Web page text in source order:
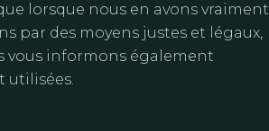
lorsque nous en avons vraiment
par des moyens justes et légaux,
vous informons également
utilisées.